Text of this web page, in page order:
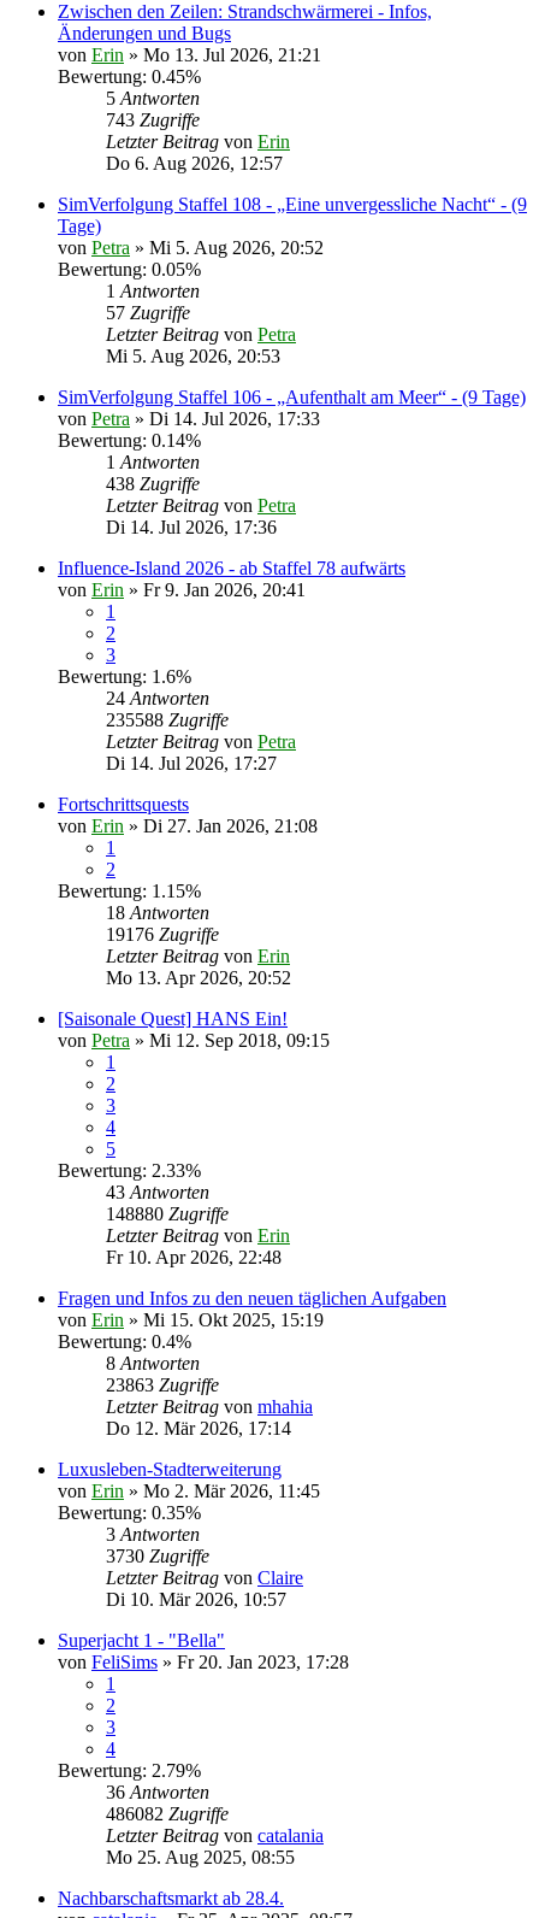
Zwischen den Zeilen: Strandschwärmerei - Infos,
Änderungen und Bugs
von Erin » Mo 13. Jul 2026, 21:21
Bewertung: 0.45%
5Antworten
743 Zugriffe
Letzter Beitrag von Erin
Do 6. Aug 2026, 12:57
SimVerfolgung Staffel 108 - „Eine unvergessliche Nacht“ - (9
Tage)
von Petra » Mi 5. Aug 2026, 20:52
Bewertung: 0.05%
1Antworten
57 Zugriffe
Letzter Beitrag von Petra
Mi 5. Aug 2026, 20:53
SimVerfolgung Staffel 106 - „Aufenthalt am Meer“ - (9 Tage)
von Petra » Di 14. Jul 2026, 17:33
Bewertung: 0.14%
1Antworten
438 Zugriffe
Letzter Beitrag von Petra
Di 14. Jul 2026, 17:36
Influence-Island 2026 - ab Staffel 78 aufwärts
von Erin » Fr 9. Jan 2026, 20:41
1
2
3
Bewertung: 1.6%
24Antworten
235588 Zugriffe
Letzter Beitrag von Petra
Di 14. Jul 2026, 17:27
Fortschrittsquests
von Erin » Di 27. Jan 2026, 21:08
1
2
Bewertung: 1.15%
18Antworten
19176 Zugriffe
Letzter Beitrag von Erin
Mo 13. Apr 2026, 20:52
[Saisonale Quest] HANS Ein!
von Petra » Mi 12. Sep 2018, 09:15
1
2
3
4
5
Bewertung: 2.33%
43Antworten
148880 Zugriffe
Letzter Beitrag von Erin
Fr 10. Apr 2026, 22:48
Fragen und Infos zu den neuen täglichen Aufgaben
von Erin » Mi 15. Okt 2025, 15:19
Bewertung: 0.4%
8Antworten
23863 Zugriffe
Letzter Beitrag von mhahia
Do 12. Mär 2026, 17:14
Luxusleben-Stadterweiterung
von Erin » Mo 2. Mär 2026, 11:45
Bewertung: 0.35%
3Antworten
3730 Zugriffe
Letzter Beitrag von Claire
Di 10. Mär 2026, 10:57
Superjacht 1 - "Bella"
von FeliSims » Fr 20. Jan 2023, 17:28
1
2
3
4
Bewertung: 2.79%
36Antworten
486082 Zugriffe
Letzter Beitrag von catalania
Mo 25. Aug 2025, 08:55
Nachbarschaftsmarkt ab 28.4.